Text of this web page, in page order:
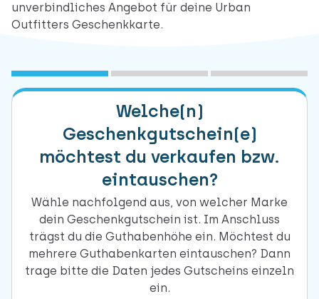
unverbindliches Angebot für deine Urban
Outfitters Geschenkkarte.
1
Marke(n) auswählen2
Freibleibendes Angebot
3
Daten übermitteln
Welche(n)
Geschenkgutschein(e)
möchtest du verkaufen bzw.
eintauschen?
Wähle nachfolgend aus, von welcher Marke
dein Geschenkgutschein ist. Im Anschluss
trägst du die Guthabenhöhe ein. Möchtest du
mehrere Guthabenkarten eintauschen? Dann
trage bitte die Daten jedes Gutscheins einzeln
ein.